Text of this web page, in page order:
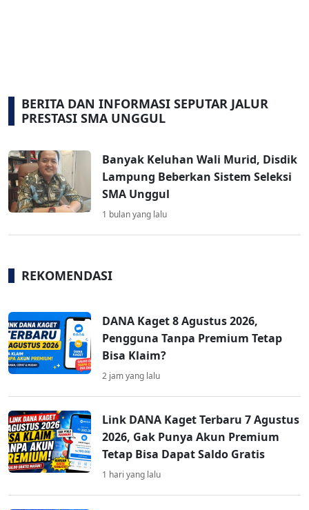
BERITA DAN INFORMASI SEPUTAR JALUR
PRESTASI SMA UNGGUL
Banyak Keluhan Wali Murid, Disdik
Lampung Beberkan Sistem Seleksi
SMA Unggul
1 bulan yang lalu
REKOMENDASI
DANA Kaget 8 Agustus 2026,
Pengguna Tanpa Premium Tetap
Bisa Klaim?
2 jam yang lalu
Link DANA Kaget Terbaru 7 Agustus
2026, Gak Punya Akun Premium
Tetap Bisa Dapat Saldo Gratis
1 hari yang lalu